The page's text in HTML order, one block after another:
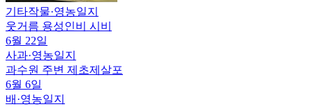
기타작물·영농일지
웃거름 용성인비 시비
6월 22일
사과·영농일지
과수원 주변 제초제살포
6월 6일
배 ·영농일지